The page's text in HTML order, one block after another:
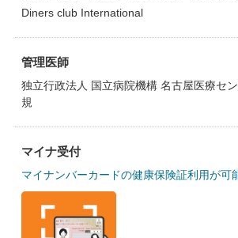
Diners club International
管理医師
独立行政法人 国立病院機構 名古屋医療セ
規
マイナ受付
マイナンバーカードの健康保険証利用が可